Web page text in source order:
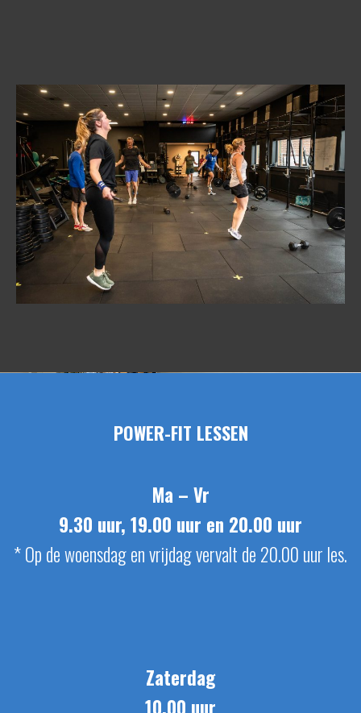
POWER-FIT LESSEN
Ma – Vr
9.30 uur, 19.00 uur en 20.00 uur
*Op de woensdag en vrijdag vervalt de 20.00 uur les.
Zaterdag